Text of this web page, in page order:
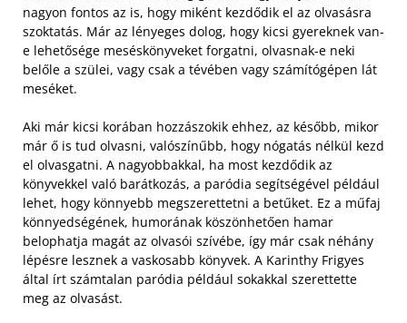
nagyon fontos az is, hogy miként kezdődik el az olvasásra
szoktatás. Már az lényeges dolog, hogy kicsi gyereknek van-
e lehetősége meséskönyveket forgatni, olvasnak-e neki
belőle a szülei, vagy csak a tévében vagy számítógépen lát
meséket.
Aki már kicsi korában hozzászokik ehhez, az később, mikor
már ő is tud olvasni, valószínűbb, hogy nógatás nélkül kezd
el olvasgatni. A nagyobbakkal, ha most kezdődik az
könyvekkel való barátkozás, a paródia segítségével például
lehet, hogy könnyebb megszerettetni a betűket. Ez a műfaj
könnyedségének, humorának köszönhetően hamar
belophatja magát az olvasói szívébe, így már csak néhány
lépésre lesznek a vaskosabb könyvek. A Karinthy Frigyes
által írt számtalan paródia például sokakkal szerettette
meg az olvasást.